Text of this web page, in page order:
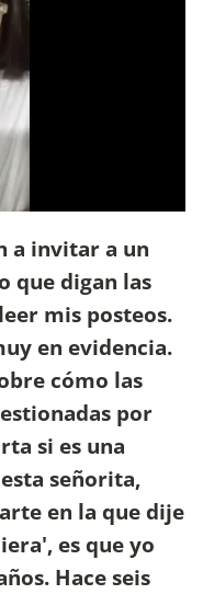
a invitar a un
que digan las
mis posteos.
en evidencia.
cómo las
por
si es una
señorita,
en la que dije
es que yo
Hace seis